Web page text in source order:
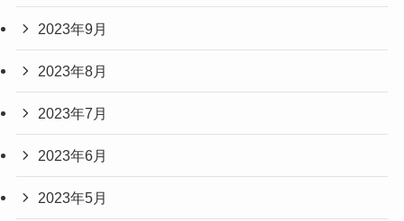
2023年9月
2023年8月
2023年7月
2023年6月
2023年5月